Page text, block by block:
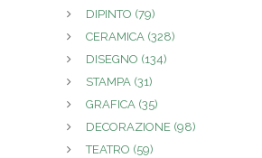
DIPINTO (79)
CERAMICA (328)
DISEGNO (134)
STAMPA (31)
GRAFICA (35)
DECORAZIONE (98)
TEATRO (59)